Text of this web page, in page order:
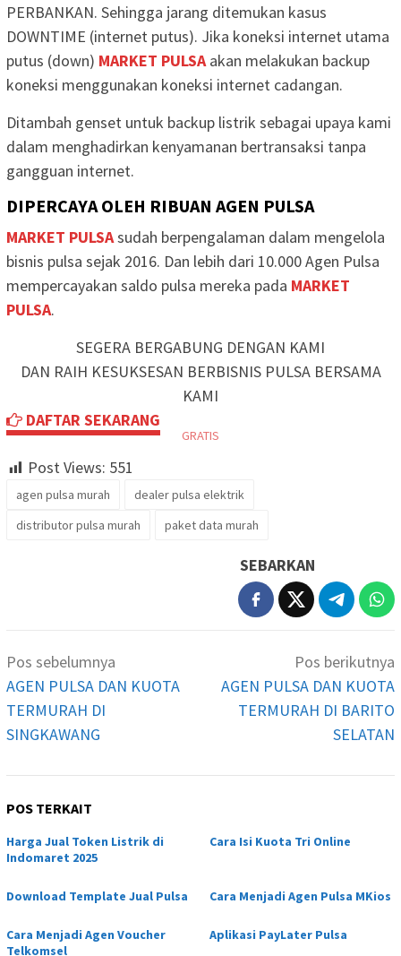
PERBANKAN. Sehingga jarang ditemukan kasus
DOWNTIME (internet putus). Jika koneksi internet utama
putus (down) MARKET PULSAakan melakukan backup
koneksi menggunakan koneksi internet cadangan.
Ditambah genset untuk backup listrik sebagai upaya kami
dalam menghadirkan kenyamanan bertransaksi tanpa
gangguan internet.
DIPERCAYA OLEH RIBUAN AGEN PULSA
MARKET PULSAsudah berpengalaman dalam mengelola
bisnis pulsa sejak 2016. Dan lebih dari 10.000 Agen Pulsa
mempercayakan saldo pulsa mereka pada MARKET
PULSA.
SEGERA BERGABUNG DENGAN KAMI
DAN RAIH KESUKSESAN BERBISNIS PULSA BERSAMA
KAMI
DAFTAR SEKARANG
GRATIS
Post Views: 551
agen pulsa murah
dealer pulsa elektrik
distributor pulsa murah
paket data murah
SEBARKAN
Navigasi
pos
Pos sebelumnya
AGEN PULSA DAN KUOTA
TERMURAH DI
SINGKAWANG
Pos berikutnya
AGEN PULSA DAN KUOTA
TERMURAH DI BARITO
SELATAN
POS TERKAIT
Harga Jual Token Listrik di
Indomaret 2025
Cara Isi Kuota Tri Online
Download Template Jual Pulsa Cara Menjadi Agen Pulsa MKios
Cara Menjadi Agen Voucher
Telkomsel
Aplikasi PayLater Pulsa